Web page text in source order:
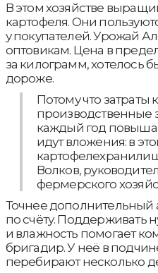
В этом хозяйстве
картофеля. Они
у покупателей. Урожай
оптовикам. Цена в
за килограмм, хотелось
дороже.
Потому что затраты
производственные
каждый год
идут вложения: в
Волков,
фермерского
Точнее дополнительный
по счёту. Поддерживать
и влажность помогает
бригадир. У неё в
перебирают несколько